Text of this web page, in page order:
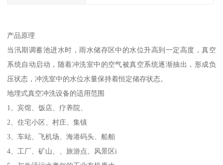
产品原理
当汛期调蓄池进水时，雨水储存区中的水位升高到一定高度，真空
系统自动启动，随着冲洗室中的空气被真空系统逐渐抽出，形成负
压状态，冲洗室中的水位水量保持着恒定储存状态。
地埋式真空冲洗设备的适用范围
1、宾馆、饭店、疗养院、
2、住宅小区、村庄、集镇
3、车站、飞机场、海港码头、船舶
4、工厂、矿山、、旅游点、风景区i